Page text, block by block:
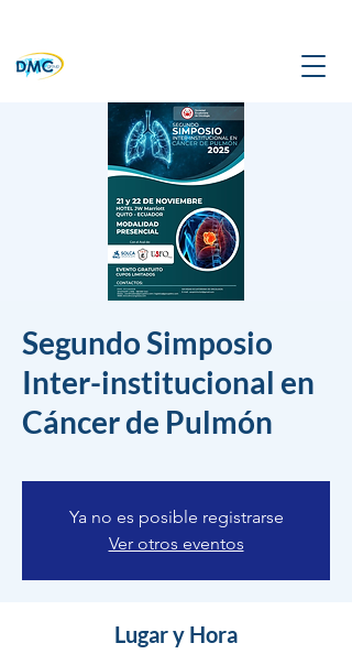
Segundo Simposio
Inter-institucional en
Cáncer de Pulmón
Ya no es posible registrarse
Ver otros eventos
Lugar y Hora